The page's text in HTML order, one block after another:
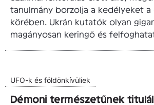
tanulmány borzolja a kedélyeket a
körében. Ukrán kutatók olyan
magányosan keringő és
UFO-k és földönkívüliek
Démoni természetűnek